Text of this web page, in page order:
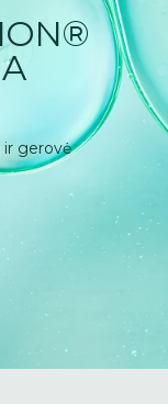
ir gerovė